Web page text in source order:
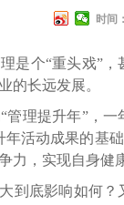
时间
个“重头戏”，
的长远发展。
理提升年”，一
年活动成果的基
力，实现自身健
底影响如何？